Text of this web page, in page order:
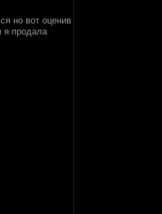
но вот оценив
я продала